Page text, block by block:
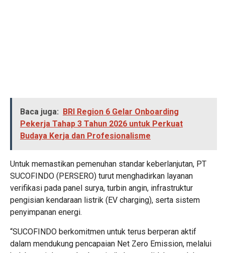
Baca juga: BRI Region 6 Gelar Onboarding
Pekerja Tahap 3 Tahun 2026 untuk Perkuat
Budaya Kerja dan Profesionalisme
Untuk memastikan pemenuhan standar keberlanjutan, PT
SUCOFINDO (PERSERO) turut menghadirkan layanan
verifikasi pada panel surya, turbin angin, infrastruktur
pengisian kendaraan listrik (EV charging), serta sistem
penyimpanan energi.
“SUCOFINDO berkomitmen untuk terus berperan aktif
dalam mendukung pencapaian Net Zero Emission, melalui